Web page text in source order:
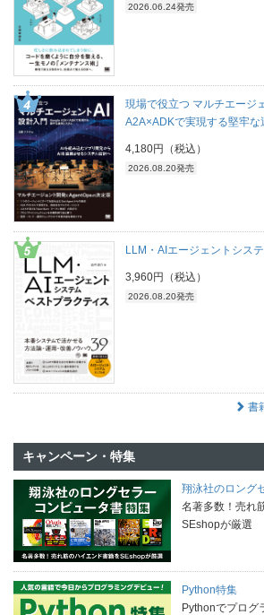
2026.06.24発売
現場で役立つ マルチエージ
A2A×ADKで実現する堅牢な
4,180円（税込）
2026.08.20発売
LLM・AIエージェントシス
3,960円（税込）
2026.08.20発売
書
キャンペーン・特集
翔泳社のロング
名著多数！売れ
SEshopが厳選
Python特集
Pythonでプログ